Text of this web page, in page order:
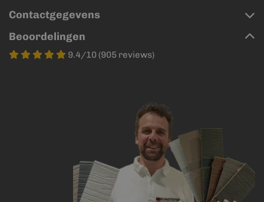
Contactgegevens
Beoordelingen
9.4/10 (905 reviews)